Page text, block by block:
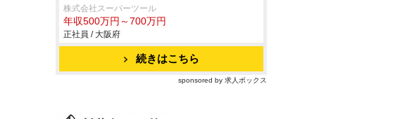
株式会社スーパーツール
年収500万円～700万円
正社員 / 大阪府
続きはこちら
sponsored by 求人ボックス